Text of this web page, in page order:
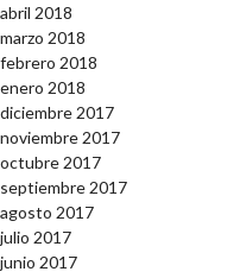
abril 2018
marzo 2018
febrero 2018
enero 2018
diciembre 2017
noviembre 2017
octubre 2017
septiembre 2017
agosto 2017
julio 2017
junio 2017